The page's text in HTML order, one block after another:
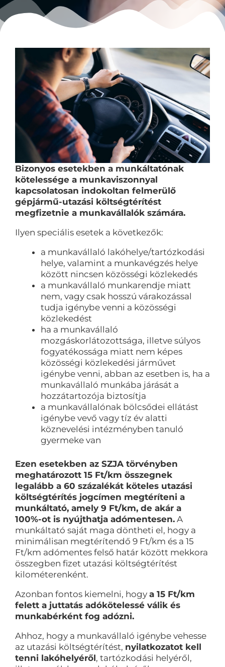
Bizonyos esetekben a munkáltatónak
kötelessége a munkaviszonnyal
kapcsolatosan indokoltan felmerülő
gépjármű-utazási költségtérítést
megfizetnie a munkavállalók számára.
Ilyen speciális esetek a következők:
a munkavállaló lakóhelye/tartózkodási
helye, valamint a munkavégzés helye
között nincsen közösségi közlekedés
a munkavállaló munkarendje miatt
nem, vagy csak hosszú várakozással
tudja igénybe venni a közösségi
közlekedést
ha a munkavállaló
mozgáskorlátozottsága, illetve súlyos
fogyatékossága miatt nem képes
közösségi közlekedési járművet
igénybe venni, abban az esetben is, ha a
munkavállaló munkába járását a
hozzátartozója biztosítja
a munkavállalónak bölcsődei ellátást
igénybe vevő vagy tíz év alatti
köznevelési intézményben tanuló
gyermeke van
Ezen esetekben az SZJA törvényben
meghatározott 15 Ft/km összegnek
legalább a 60 százalékát köteles utazási
költségtérítés jogcímen megtéríteni a
munkáltató, amely 9 Ft/km, de akár a
100%-ot is nyújthatja adómentesen. A
munkáltató saját maga döntheti el, hogy a
minimálisan megtérítendő 9 Ft/km és a 15
Ft/km adómentes felső határ között mekkora
összegben fizet utazási költségtérítést
kilométerenként.
Azonban fontos kiemelni, hogy a 15 Ft/km
felett a juttatás adókötelessé válik és
munkabérként fog adózni.
Ahhoz, hogy a munkavállaló igénybe vehesse
az utazási költségtérítést, nyilatkozatot kell
tenni lakóhelyéről, tartózkodási helyéről,